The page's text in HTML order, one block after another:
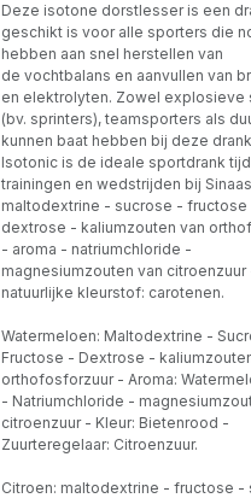
Deze isotone dorstlesser is een
geschikt is voor alle sporters die
hebben aan snel herstellen van
de vochtbalans en aanvullen van
en elektrolyten. Zowel explosieve
(bv. sprinters), teamsporters als
kunnen baat hebben bij deze
Isotonic is de ideale sportdrank
trainingen en wedstrijden bij
maltodextrine - sucrose - fructose
dextrose - kaliumzouten van
- aroma - natriumchloride -
magnesiumzouten van citroenzuur
natuurlijke kleurstof: carotenen.
Watermeloen: Maltodextrine -
Fructose - Dextrose -
orthofosforzuur - Aroma:
- Natriumchloride -
citroenzuur - Kleur: Bietenrood -
Zuurteregelaar: Citroenzuur.
Citroen: maltodextrine - fructose -